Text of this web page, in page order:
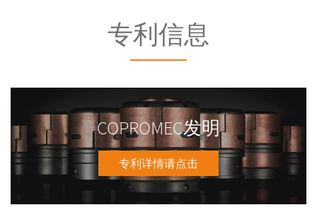
专利信息
COPROMEC发明
专利详情请点击